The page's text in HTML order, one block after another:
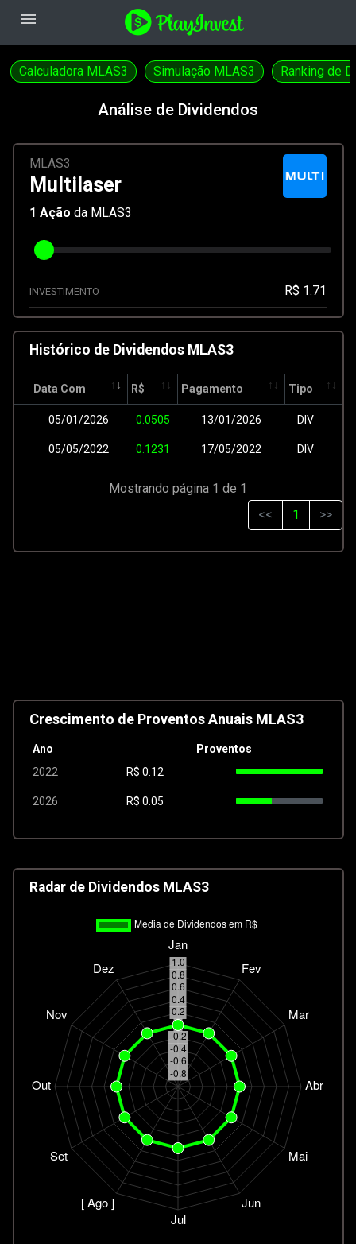
menu
Calculadora MLAS3 Simulação MLAS3 Ranking de
Análise de Dividendos
MLAS3
Multilaser
1 Ação da MLAS3
INVESTIMENTO R$ 1.71
Histórico de Dividendos MLAS3
Data Com R$ Pagamento Tipo
05/01/2026 0.0505 13/01/2026 DIV
05/05/2022 0.1231 17/05/2022 DIV
Mostrando página 1 de 1
<<
1 >>
Crescimento de Proventos Anuais MLAS3
Ano
Proventos
2022
R$ 0.12
2026 R$ 0.05
Radar de Dividendos MLAS3